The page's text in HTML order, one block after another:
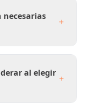
necesarias
al elegir